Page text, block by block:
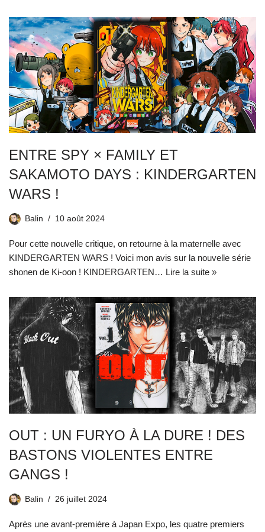
ENTRE SPY × FAMILY ET
SAKAMOTO DAYS : KINDERGARTEN
WARS !
Balin 10 août 2024
Pour cette nouvelle critique, on retourne à la maternelle avec
KINDERGARTEN WARS ! Voici mon avis sur la nouvelle série
shonen de Ki-oon ! KINDERGARTEN… Lire la suite »
OUT : UN FURYO À LA DURE ! DES
BASTONS VIOLENTES ENTRE
GANGS !
Balin 26 juillet 2024
Après une avant-première à Japan Expo, les quatre premiers